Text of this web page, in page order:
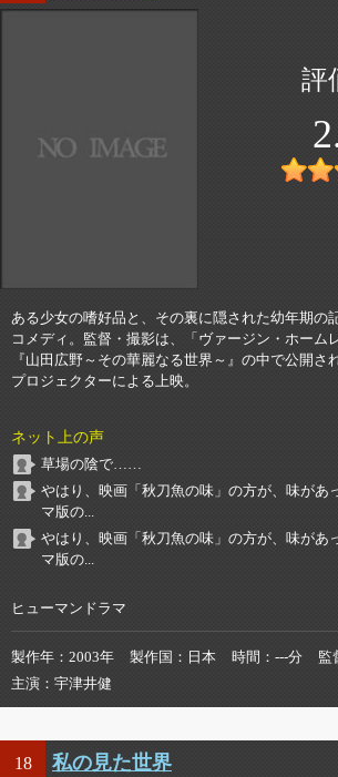
ある少女の嗜好品と、その裏に隠された幼年期の
コメディ。監督・撮影は、「ヴァージン・ホーム
『山田広野～その華麗なる世界～』の中で公開さ
プロジェクターによる上映。
ネット上の声
草場の陰で……
やはり、映画「秋刀魚の味」の方が、味があ
マ版の...
やはり、映画「秋刀魚の味」の方が、味があ
マ版の...
ヒューマンドラマ
製作年 2003年 製作国 日本 時間 ---分 監
主演
宇津井健
18 私の見た世界